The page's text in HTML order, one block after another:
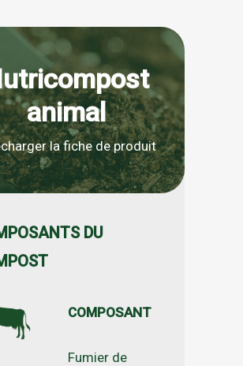
animal
la fiche de produit
DU
COMPOSANT
Fumier de